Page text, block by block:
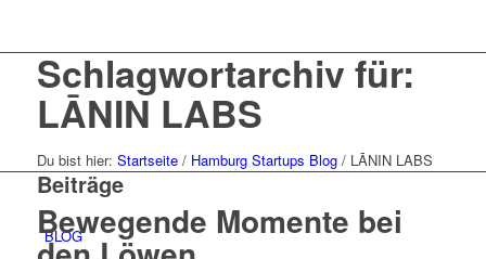
BLOG
Schlagwortarchiv für:
LĀNIN LABS
Du bist hier: Startseite / Hamburg Startups Blog / LĀNIN LABS
Beiträge
Bewegende Momente bei